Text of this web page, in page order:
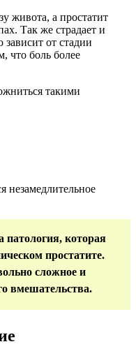
живота, а простатит
Так же страдает и
от стадии
что боль более
такими
незамедлительное
патология, которая
простатите.
сложное и
вмешательства.